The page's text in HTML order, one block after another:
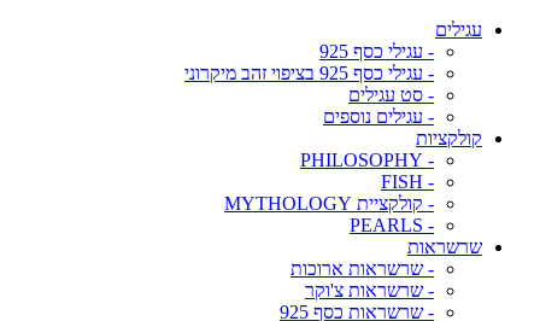
עגילים
- עגילי כסף 925
- עגילי כסף 925 בציפוי זהב מיקרוני
- סט עגילים
- עגילים נוספים
קולקציות
- PHILOSOPHY
- FISH
- קולקציית MYTHOLOGY
- PEARLS
שרשראות
- שרשראות ארוכות
- שרשראות צ'וקר
- שרשראות כסף 925